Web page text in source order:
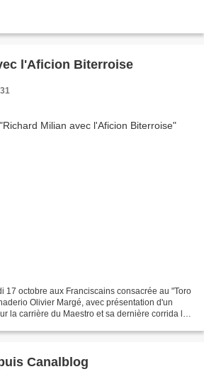
l'Aficion Biterroise
17 octobre aux Franciscains consacrée au "Toro
Olivier Margé, avec présentation d'un
la carrière du Maestro et sa dernière corrida le
Article publié depuis Canalblog